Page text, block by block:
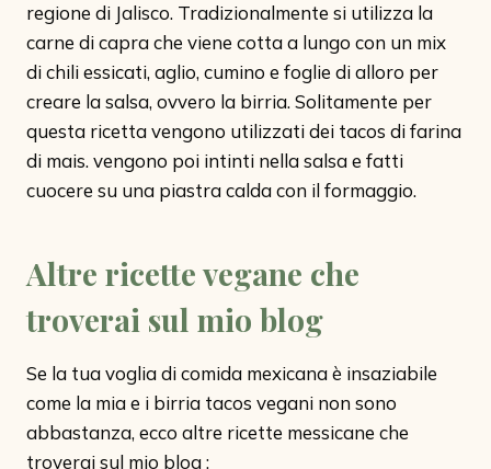
regione di Jalisco. Tradizionalmente si utilizza la
carne di capra che viene cotta a lungo con un mix
di chili essicati, aglio, cumino e foglie di alloro per
creare la salsa, ovvero la birria. Solitamente per
questa ricetta vengono utilizzati dei tacos di farina
di mais. vengono poi intinti nella salsa e fatti
cuocere su una piastra calda con il formaggio.
Altre ricette vegane che
troverai sul mio blog
Se la tua voglia di comida mexicana è insaziabile
come la mia e i birria tacos vegani non sono
abbastanza, ecco altre ricette messicane che
troverai sul mio blog :